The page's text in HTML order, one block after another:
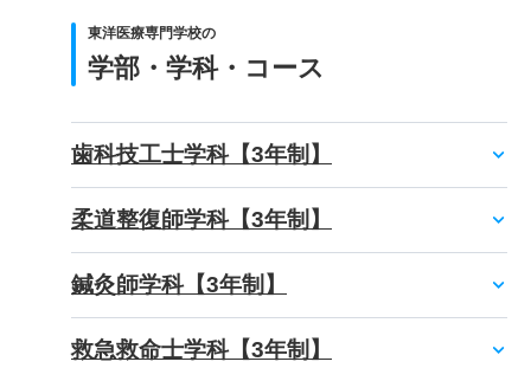
東洋医療専門学校の
学部・学科・コース
歯科技工士学科【3年制】
柔道整復師学科【3年制】
鍼灸師学科【3年制】
救急救命士学科【3年制】